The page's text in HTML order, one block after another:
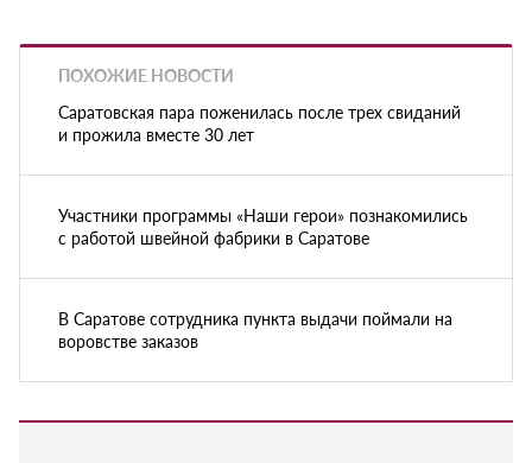
ПОХОЖИЕ НОВОСТИ
Саратовская пара поженилась после трех свиданий
и прожила вместе 30 лет
Участники программы «Наши герои» познакомились
с работой швейной фабрики в Саратове
В Саратове сотрудника пункта выдачи поймали на
воровстве заказов